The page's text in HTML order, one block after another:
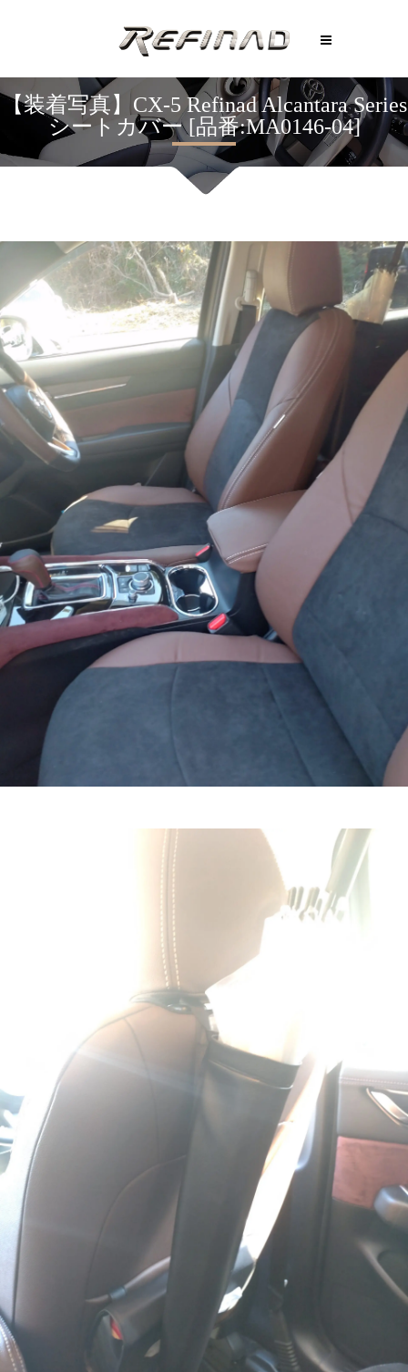
【装着写真】CX-5 Refinad Alcantara Series
シートカバー [品番:MA0146-04]